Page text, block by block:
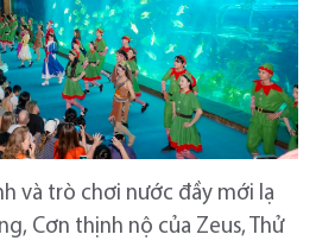
và trò chơi nước đầy mới lạ
Cơn thịnh nộ của Zeus, Thử